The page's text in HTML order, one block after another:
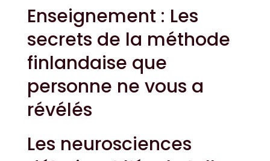
Enseignement : Les
secrets de la méthode
finlandaise que
personne ne vous a
révélés
Les neurosciences